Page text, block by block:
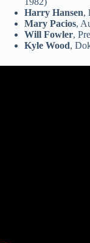
Harry Hansen,
Mary Pacios,
Will Fowler,
Kyle Wood,